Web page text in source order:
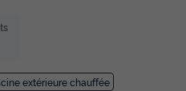
extérieure chauffée